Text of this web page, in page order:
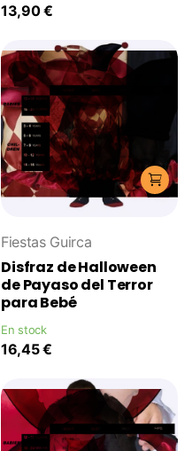
13,90 €
Fiestas Guirca
Disfraz de Halloween
de Payaso del Terror
para Bebé
En stock
16,45 €